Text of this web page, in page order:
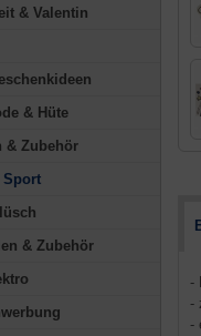
& Valentin
& Hüte
& Zubehör
Sport
& Zubehör
-
-
-